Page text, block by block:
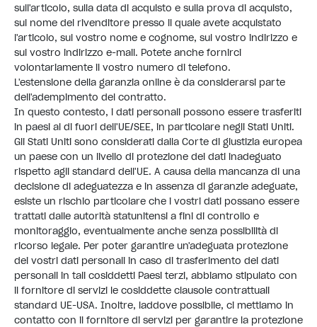
sull'articolo, sulla data di acquisto e sulla prova di acquisto,
sul nome del rivenditore presso il quale avete acquistato
l'articolo, sul vostro nome e cognome, sul vostro indirizzo e
sul vostro indirizzo e-mail. Potete anche fornirci
volontariamente il vostro numero di telefono.
L'estensione della garanzia online è da considerarsi parte
dell'adempimento del contratto.
In questo contesto, i dati personali possono essere trasferiti
in paesi al di fuori dell'UE/SEE, in particolare negli Stati Uniti.
Gli Stati Uniti sono considerati dalla Corte di giustizia europea
un paese con un livello di protezione dei dati inadeguato
rispetto agli standard dell'UE. A causa della mancanza di una
decisione di adeguatezza e in assenza di garanzie adeguate,
esiste un rischio particolare che i vostri dati possano essere
trattati dalle autorità statunitensi a fini di controllo e
monitoraggio, eventualmente anche senza possibilità di
ricorso legale. Per poter garantire un'adeguata protezione
dei vostri dati personali in caso di trasferimento dei dati
personali in tali cosiddetti Paesi terzi, abbiamo stipulato con
il fornitore di servizi le cosiddette clausole contrattuali
standard UE-USA. Inoltre, laddove possibile, ci mettiamo in
contatto con il fornitore di servizi per garantire la protezione